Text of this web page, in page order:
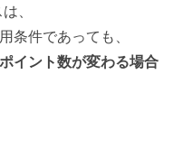
、
条件であっても、
イント数が変わる場合